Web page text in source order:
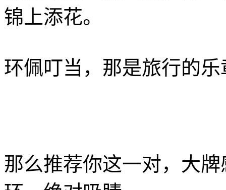
锦上添花。
环佩叮当，那是旅行的乐
那么推荐你这一对，大